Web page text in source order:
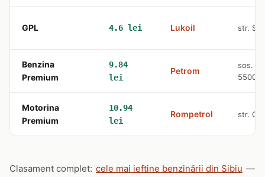
GPL 4.6 lei Lukoil str.
Benzina
Premium
9.84
lei
Petrom
sos.
550018
Motorina
Premium
10.94
lei
Rompetrol str.
Clasament complet: cele mai ieftine benzinării din Sibiu —